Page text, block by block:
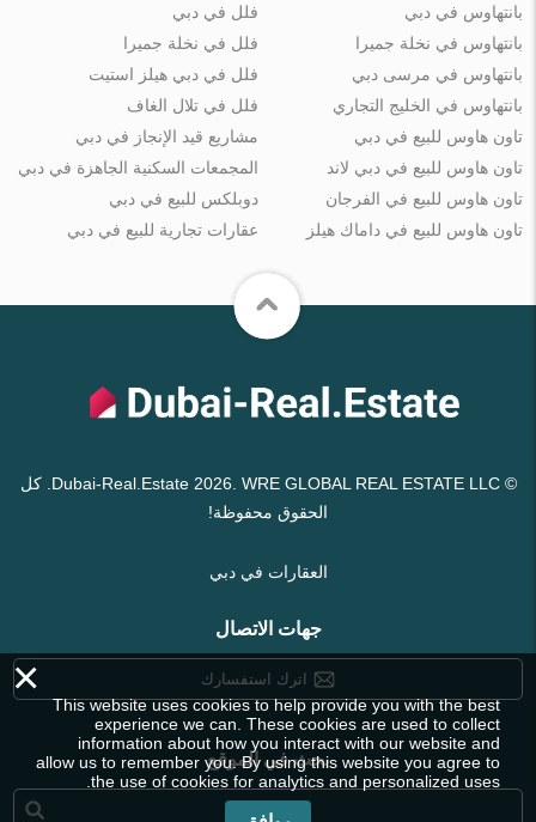
بانتهاوس في دبي
بانتهاوس في نخلة جميرا
بانتهاوس في مرسى دبي
بانتهاوس في الخليج التجاري
فلل في دبي
فلل في نخلة جميرا
فلل في دبي هيلز استيت
فلل في تلال الغاف
تاون هاوس للبيع في دبي
تاون هاوس للبيع في دبي لاند
تاون هاوس للبيع في الفرجان
تاون هاوس للبيع في داماك هيلز
مشاريع قيد الإنجاز في دبي
المجمعات السكنية الجاهزة في دبي
دوبلكس للبيع في دبي
عقارات تجارية للبيع في دبي
© Dubai-Real.Estate 2026. WRE GLOBAL REAL ESTATE LLC. كل
الحقوق محفوظة!
العقارات في دبي
جهات الاتصال
اترك استفسارك
بحث في الموقع
×
This website uses cookies to help provide you with the best
experience we can. These cookies are used to collect
information about how you interact with our website and
allow us to remember you. By using this website you agree to
the use of cookies for analytics and personalized uses.